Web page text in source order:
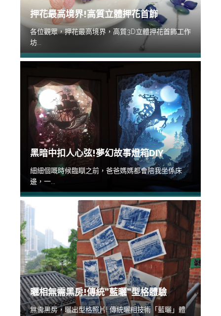
押花最高境界!高質立體押花首飾
各位觀眾，押花最高境界，高質3D立體押花首飾工作
坊...
黑暗中扣人心弦!夢幻故事燈箱DIY
細細個嘅時候臨瞓之前，爸爸媽媽都會陪我坐係床
邊，一...
曬相無需黑房!傳統”藍曬”型格體驗
無需黑房，曬出型格照片! 傳統曬相技術「藍曬」體